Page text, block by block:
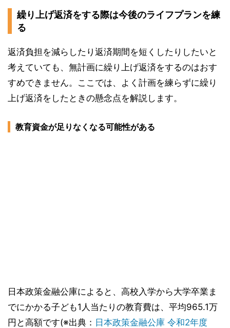
繰り上げ返済をする際は今後のライフプランを練
る
返済負担を減らしたり返済期間を短くしたりしたいと
考えていても、無計画に繰り上げ返済をするのはおす
すめできません。ここでは、よく計画を練らずに繰り
上げ返済をしたときの懸念点を解説します。
教育資金が足りなくなる可能性がある
日本政策金融公庫によると、高校入学から大学卒業ま
でにかかる子ども1人当たりの教育費は、平均965.1万
円と高額です(※出典： 日本政策金融公庫 令和2年度